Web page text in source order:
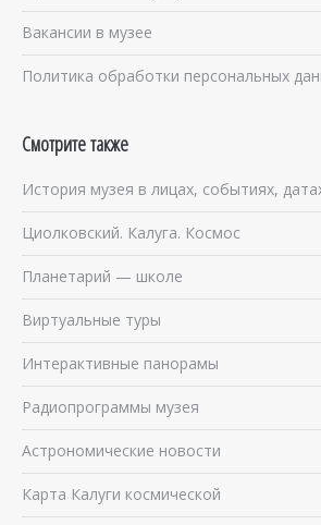
Вакансии в музее
Политика обработки персональных
Смотрите также
История музея в лицах, событиях,
Циолковский. Калуга. Космос
Планетарий — школе
Виртуальные туры
Интерактивные панорамы
Радиопрограммы музея
Астрономические новости
Карта Калуги космической